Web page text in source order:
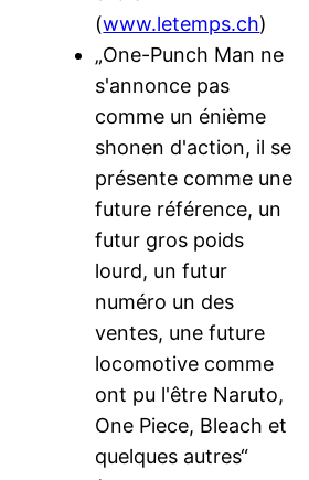
(www.letemps.ch)
„One-Punch Man ne
s'annonce pas
comme un énième
shonen d'action, il se
présente comme une
future référence, un
futur gros poids
lourd, un futur
numéro un des
ventes, une future
locomotive comme
ont pu l'être Naruto,
One Piece, Bleach et
quelques autres“